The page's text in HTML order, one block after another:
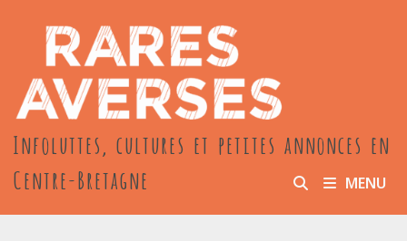
contenu
Infoluttes, cultures et petites annonces en
Centre-Bretagne
MENU